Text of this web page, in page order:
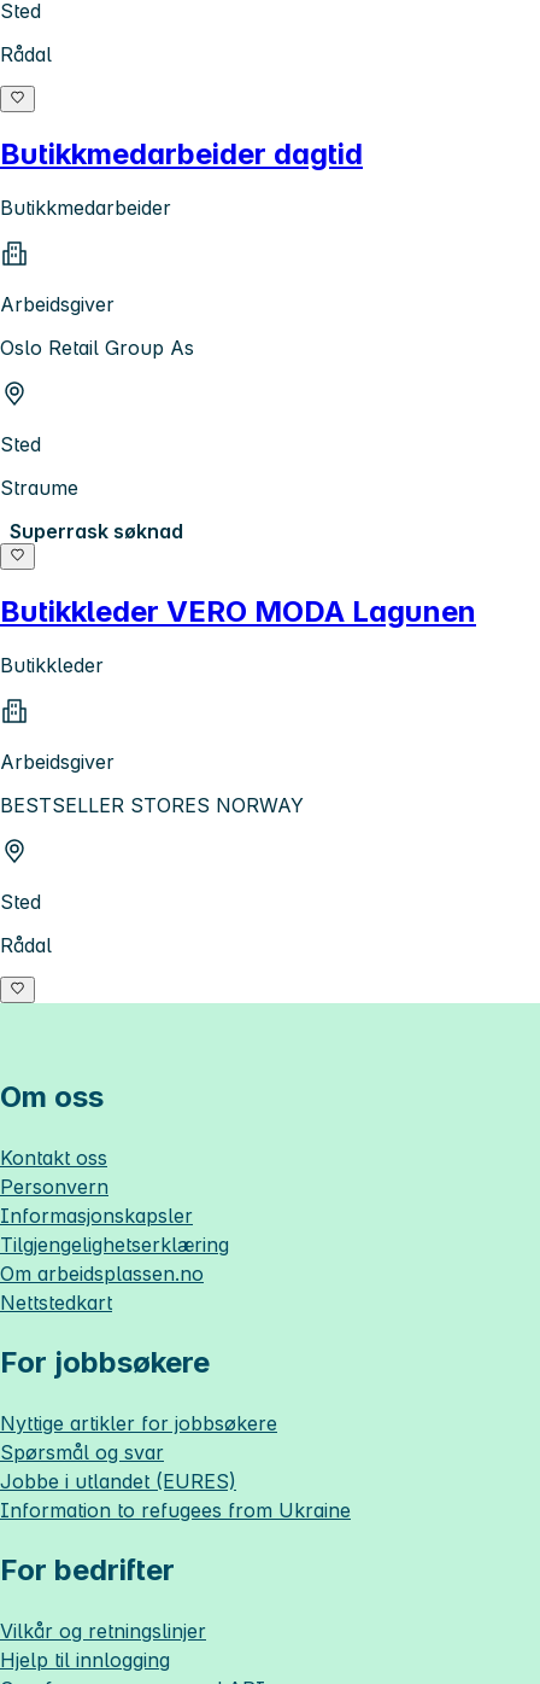
Sted
Rådal
Butikkmedarbeider dagtid
Butikkmedarbeider
Arbeidsgiver
Oslo Retail Group As
Sted
Straume
Superrask søknad
Butikkleder VERO MODA Lagunen
Butikkleder
Arbeidsgiver
BESTSELLER STORES NORWAY
Sted
Rådal
Om oss
Kontakt oss
Personvern
Informasjonskapsler
Tilgjengelighetserklæring
Om arbeidsplassen.no
Nettstedkart
For jobbsøkere
Nyttige artikler for jobbsøkere
Spørsmål og svar
Jobbe i utlandet (EURES)
Information to refugees from Ukraine
For bedrifter
Vilkår og retningslinjer
Hjelp til innlogging